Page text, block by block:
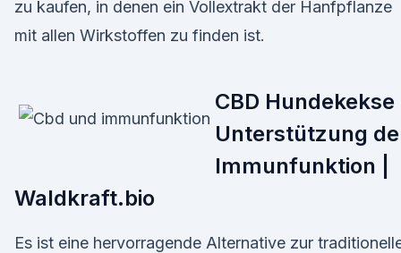
zu kaufen, in denen ein Vollextrakt der Hanfpflanze
mit allen Wirkstoffen zu finden ist.
CBD Hundekekse
Unterstützung
Immunfunktion |
Waldkraft.bio
Es ist eine hervorragende Alternative zur